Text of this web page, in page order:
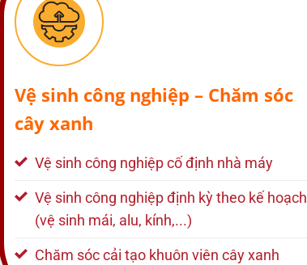
Vệ sinh công nghiệp – Chăm sóc
cây xanh
Vệ sinh công nghiệp cố định nhà máy
Vệ sinh công nghiệp định kỳ theo kế hoạch
(vệ sinh mái, alu, kính,...)
Chăm sóc cải tạo khuôn viên cây xanh